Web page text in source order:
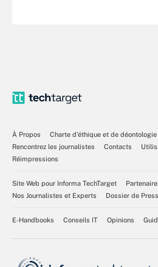
À Propos
Charte d’éthique et de déontologie
Rencontrez les journalistes
Contacts
Réimpressions
Site Web pour Informa TechTarget
Nos Journalistes et Experts
Dossier de
E-Handbooks Conseils IT Opinions